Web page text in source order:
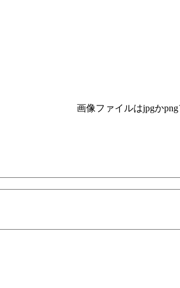
画像ファイルはjpgか